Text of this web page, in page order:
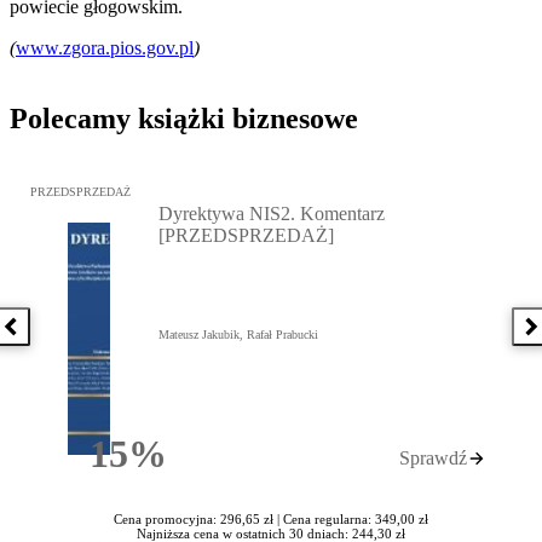
powiecie głogowskim.
(www.zgora.pios.gov.pl)
Polecamy książki biznesowe
Poprzednia książka
Przejdź do: Dyrektywa NIS2. Komentarz [PRZEDSPRZEDAŻ],
PRZEDSPRZEDAŻ
15%Rabatu
Dyrektywa NIS2. Komentarz
[PRZEDSPRZEDAŻ]
Mateusz Jakubik, Rafał Prabucki
Sprawdź
Cena promocyjna: 296,65 zł | Cena regularna: 349,00 zł
Najniższa cena w ostatnich 30 dniach: 244,30 zł